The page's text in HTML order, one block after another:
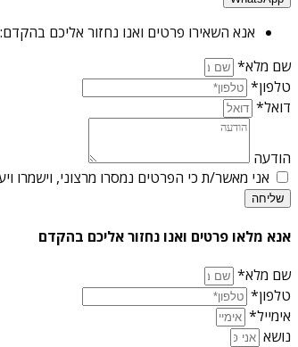
אנא השאירו פרטים ואנו נחזור אליכם בהקדם:
שם מלא*
טלפון*
דואל*
הודעה
אני מאשר/ת כי הפרטים נמסרו מרצוני, וישמרו
שליחה
אנא מלאו פרטים ואנו נחזור אליכם בהקדם
שם מלא*
טלפון*
אימייל*
נושא